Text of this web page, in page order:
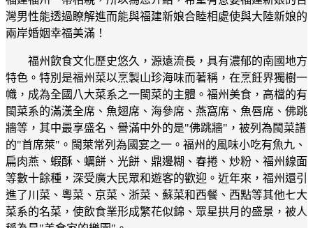
灣男性能透過瞭解進而能與福建新娘合睦相處使與大陸新娘的
兩岸婚姻幸福美滿！
福州飲食文化歷史悠久，源遠流長，具有濃郁的南國地方
特色。特別是福州菜以烹製山珍海味而著稱，在烹飪界獨樹一
幟，成為全國八大菜系之一閩菜的主體。福州美食，高檔的有
閩菜系的滿漢全席、魚翅席、海參席、燕窩席、魚唇席、佛跳
牆等，其中最享盛名、譽滿中外的是"佛跳牆"，被列為閩菜譜
的"首席萊"。閩萊常列為國宴之一。福州的風味小吃有魚九、
扁肉燕、蝦酥、蠣餅、光餅、鼎邊糊、春捲、炒粉、福州線面
等數十餘種，深受廣大民眾和遊客的歡迎。近年來，福州還引
進了川菜、粵菜、京菜、浙菜、蘇菜和西餐、西點等其他七大
菜系的名菜，使飲食業形成繁花似錦、眾星拱月的盛景，被人